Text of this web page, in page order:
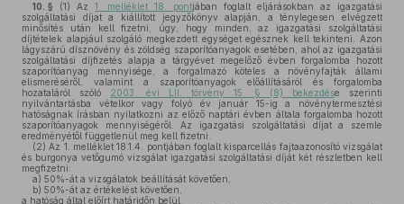
10. § (1) Az 1. melléklet 18. pontjában foglalt eljárásokban az igazgatási
szolgáltatási díjat a kiállított jegyzőkönyv alapján, a ténylegesen elvégzett
minősítés után kell fizetni, úgy, hogy minden, az igazgatási szolgáltatási
díjtételek alapjául szolgáló megkezdett egységet egésznek kell tekinteni. Azon
lágyszárú dísznövény és zöldség szaporítóanyagok esetében, ahol az igazgatási
szolgáltatási díjfizetés alapja a tárgyévet megelőző évben forgalomba hozott
szaporítóanyag mennyisége, a forgalmazó köteles a növényfajták állami
elismeréséről, valamint a szaporítóanyagok előállításáról és forgalomba
hozataláról szóló 2003. évi LII. törvény 15. § (8) bekezdése szerinti
nyilvántartásba vételkor vagy folyó év január 15-ig a növénytermesztési
hatóságnak írásban nyilatkozni az előző naptári évben általa forgalomba hozott
szaporítóanyagok mennyiségéről. Az igazgatási szolgáltatási díjat a szemle
eredményétől függetlenül meg kell fizetni.
(2) Az 1. melléklet 18.1.4. pontjában foglalt kisparcellás fajtaazonosító vizsgálat
és burgonya vetőgumó vizsgálat igazgatási szolgáltatási díját két részletben kell
megfizetni:
a) 50%-át a vizsgálatok beállítását követően,
b) 50%-át az értékelést követően,
a hatóság által előírt határidőn belül.